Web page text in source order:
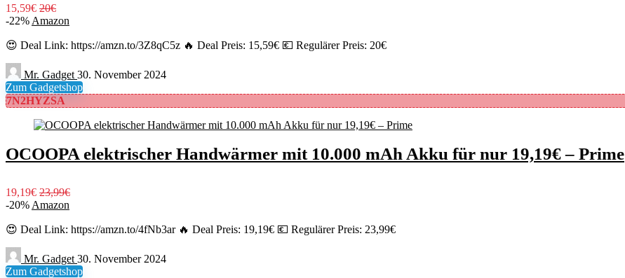
15,59€ 20€
-22% Amazon
😍 Deal Link: https://amzn.to/3Z8qC5z 🔥 Deal Preis: 15,59€ 💶 Regulärer Preis: 20€
Mr. Gadget 30. November 2024
Zum Gadgetshop
7N2HYZSA
OCOOPA elektrischer Handwärmer mit 10.000 mAh Akku für nur 19,19€ – Prime
19,19€ 23,99€
-20% Amazon
😍 Deal Link: https://amzn.to/4fNb3ar 🔥 Deal Preis: 19,19€ 💶 Regulärer Preis: 23,99€
Mr. Gadget 30. November 2024
Zum Gadgetshop